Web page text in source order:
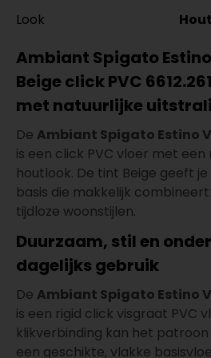
Look
Ambiant Spigato
Beige click PVC
met natuurlijke
De Ambiant Spigato Estino
is een click PVC vloer met een
houtlook. De tint Beige geeft
basis die makkelijk
tijdloze woonstijlen.
Duurzaam, stil en
dagelijks gebruik
De Ambiant Spigato Estino
is een rigid click visgraat PVC
klikverbinding kan het
een geschikte, vlakke